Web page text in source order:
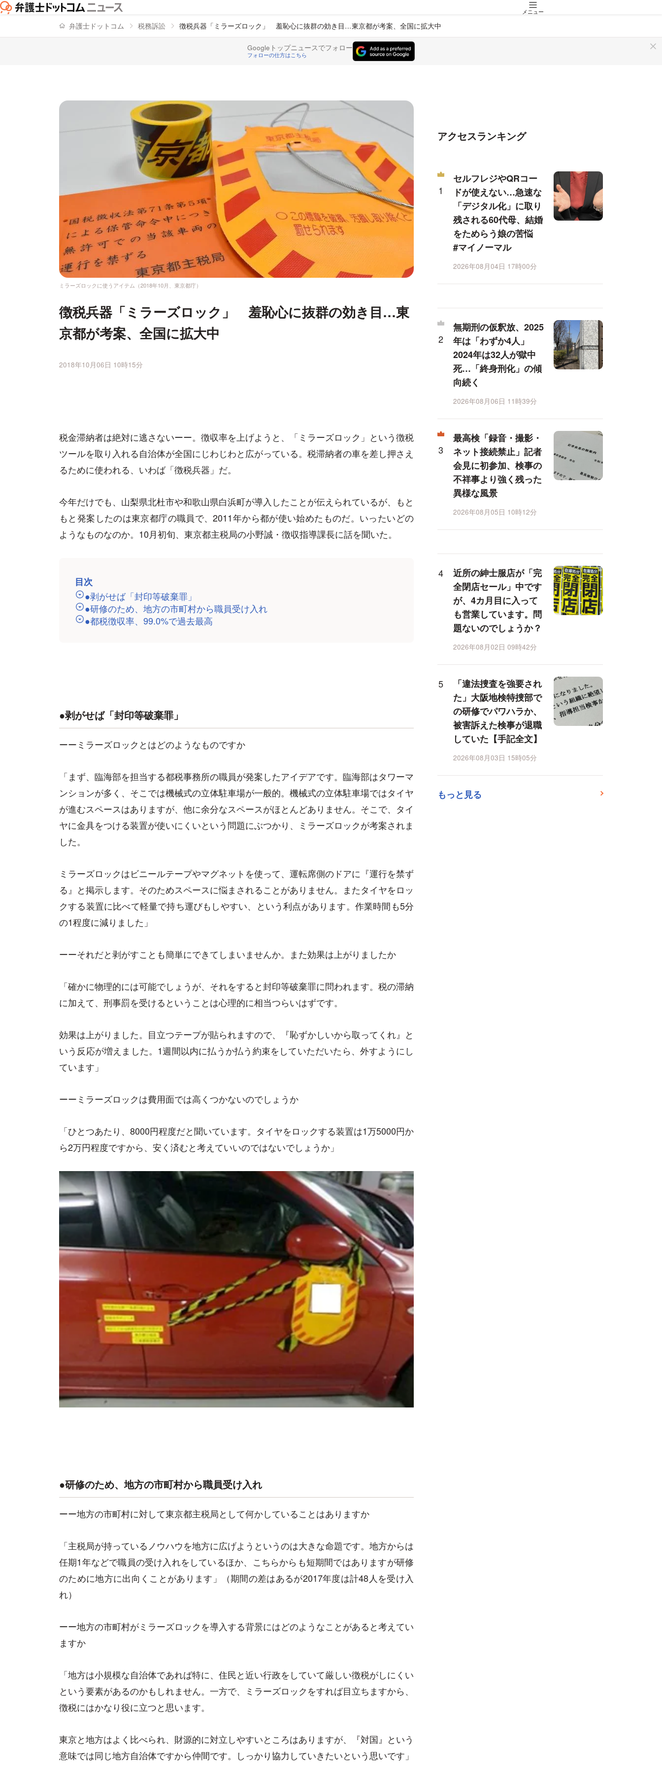
メニュー
弁護士ドットコム 税務訴訟 徴税兵器「ミラーズロック」 羞恥心に抜群の効き目…東京都が考案、全国に拡大中
Googleトップニュースでフォロー
フォローの仕方はこちら
ミラーズロックに使うアイテム（2018年10月、東京都庁）
徴税兵器「ミラーズロック」 羞恥心に抜群の効き目…東
京都が考案、全国に拡大中
2018年10月06日 10時15分
税金滞納者は絶対に逃さないーー。徴収率を上げようと、「ミラーズロック」という徴税
ツールを取り入れる自治体が全国にじわじわと広がっている。税滞納者の車を差し押さえ
るために使われる、いわば「徴税兵器」だ。
今年だけでも、山梨県北杜市や和歌山県白浜町が導入したことが伝えられているが、もと
もと発案したのは東京都庁の職員で、2011年から都が使い始めたものだ。いったいどの
ようなものなのか。10月初旬、東京都主税局の小野誠・徴収指導課長に話を聞いた。
目次
●剥がせば「封印等破棄罪」
●研修のため、地方の市町村から職員受け入れ
●都税徴収率、99.0%で過去最高
●剥がせば「封印等破棄罪」
ーーミラーズロックとはどのようなものですか
「まず、臨海部を担当する都税事務所の職員が発案したアイデアです。臨海部はタワーマ
ンションが多く、そこでは機械式の立体駐車場が一般的。機械式の立体駐車場ではタイヤ
が進むスペースはありますが、他に余分なスペースがほとんどありません。そこで、タイ
ヤに金具をつける装置が使いにくいという問題にぶつかり、ミラーズロックが考案されま
した。
ミラーズロックはビニールテープやマグネットを使って、運転席側のドアに『運行を禁ず
る』と掲示します。そのためスペースに悩まされることがありません。またタイヤをロッ
クする装置に比べて軽量で持ち運びもしやすい、という利点があります。作業時間も5分
の1程度に減りました」
ーーそれだと剥がすことも簡単にできてしまいませんか。また効果は上がりましたか
「確かに物理的には可能でしょうが、それをすると封印等破棄罪に問われます。税の滞納
に加えて、刑事罰を受けるということは心理的に相当つらいはずです。
効果は上がりました。目立つテープが貼られますので、『恥ずかしいから取ってくれ』と
いう反応が増えました。1週間以内に払うか払う約束をしていただいたら、外すようにし
ています」
ーーミラーズロックは費用面では高くつかないのでしょうか
「ひとつあたり、8000円程度だと聞いています。タイヤをロックする装置は1万5000円か
ら2万円程度ですから、安く済むと考えていいのではないでしょうか」
●研修のため、地方の市町村から職員受け入れ
ーー地方の市町村に対して東京都主税局として何かしていることはありますか
「主税局が持っているノウハウを地方に広げようというのは大きな命題です。地方からは
任期1年などで職員の受け入れをしているほか、こちらからも短期間ではありますが研修
のために地方に出向くことがあります」（期間の差はあるが2017年度は計48人を受け入
れ）
ーー地方の市町村がミラーズロックを導入する背景にはどのようなことがあると考えてい
ますか
「地方は小規模な自治体であれば特に、住民と近い行政をしていて厳しい徴税がしにくい
という要素があるのかもしれません。一方で、ミラーズロックをすれば目立ちますから、
徴税にはかなり役に立つと思います。
東京と地方はよく比べられ、財源的に対立しやすいところはありますが、『対国』という
意味では同じ地方自治体ですから仲間です。しっかり協力していきたいという思いです」
アクセスランキング
セルフレジやQRコー
ドが使えない…急速な
「デジタル化」に取り
残される60代母、結婚
をためらう娘の苦悩
#マイノーマル
2026年08月04日 17時00分
無期刑の仮釈放、2025
年は「わずか4人」
2024年は32人が獄中
死…「終身刑化」の傾
向続く
2026年08月06日 11時39分
最高検「録音・撮影・
ネット接続禁止」記者
会見に初参加、検事の
不祥事より強く残った
異様な風景
2026年08月05日 10時12分
近所の紳士服店が「完
全閉店セール」中です
が、4カ月目に入って
も営業しています。問
題ないのでしょうか？
2026年08月02日 09時42分
「違法捜査を強要され
た」大阪地検特捜部で
の研修でパワハラか、
被害訴えた検事が退職
していた【手記全文】
2026年08月03日 15時05分
もっと見る